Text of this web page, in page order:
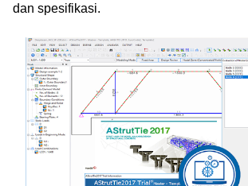
dan spesifikasi.